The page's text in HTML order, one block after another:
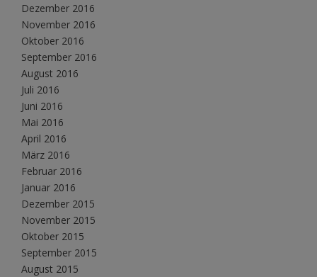
Dezember 2016
November 2016
Oktober 2016
September 2016
August 2016
Juli 2016
Juni 2016
Mai 2016
April 2016
März 2016
Februar 2016
Januar 2016
Dezember 2015
November 2015
Oktober 2015
September 2015
August 2015